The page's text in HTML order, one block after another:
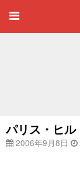
パリス・ヒ
2006年9月8日